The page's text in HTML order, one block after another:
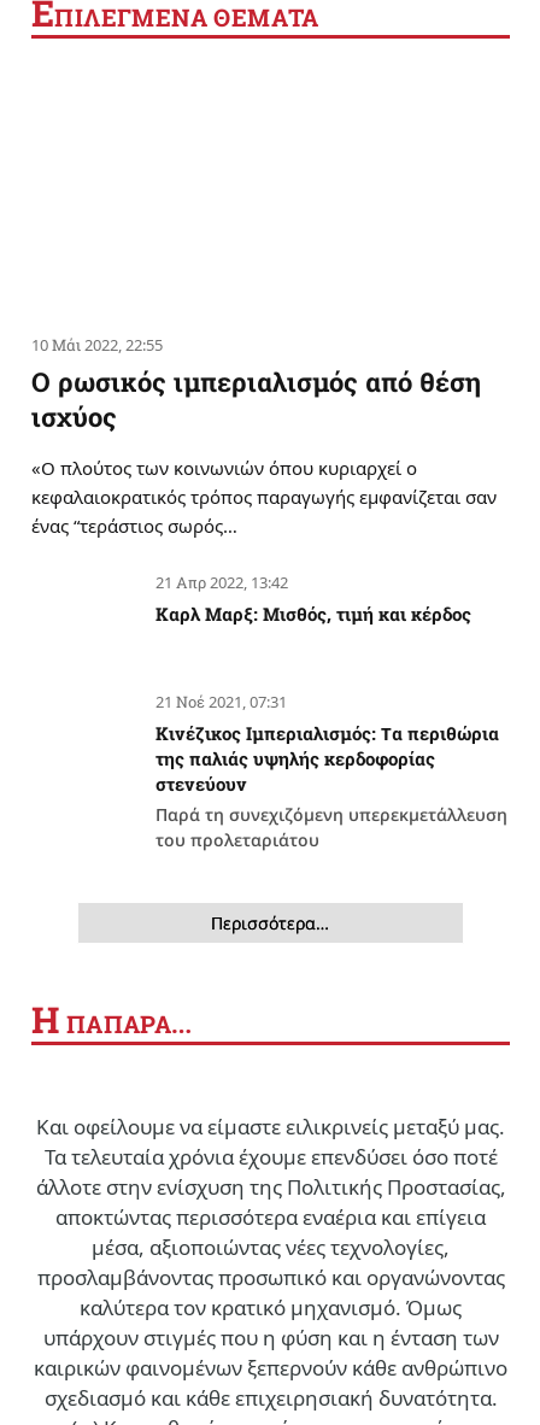
ΕΠΙΛΕΓΜΕΝΑ ΘΕΜΑΤΑ
10 Μάι 2022, 22:55
Ο ρωσικός ιμπεριαλισμός από θέση
ισχύος
«Ο πλούτος των κοινωνιών όπου κυριαρχεί ο
κεφαλαιοκρατικός τρόπος παραγωγής εμφανίζεται σαν
ένας “τεράστιος σωρός…
21 Απρ 2022, 13:42
Καρλ Μαρξ: Μισθός, τιμή και κέρδος
21 Νοέ 2021, 07:31
Κινέζικος Ιμπεριαλισμός: Tα περιθώρια
της παλιάς υψηλής κερδοφορίας
στενεύουν
Παρά τη συνεχιζόμενη υπερεκμετάλλευση
του προλεταριάτου
Περισσότερα…
Η ΠΑΠΑΡΑ…
Και οφείλουμε να είμαστε ειλικρινείς μεταξύ μας.
Τα τελευταία χρόνια έχουμε επενδύσει όσο ποτέ
άλλοτε στην ενίσχυση της Πολιτικής Προστασίας,
αποκτώντας περισσότερα εναέρια και επίγεια
μέσα, αξιοποιώντας νέες τεχνολογίες,
προσλαμβάνοντας προσωπικό και οργανώνοντας
καλύτερα τον κρατικό μηχανισμό. Όμως
υπάρχουν στιγμές που η φύση και η ένταση των
καιρικών φαινομένων ξεπερνούν κάθε ανθρώπινο
σχεδιασμό και κάθε επιχειρησιακή δυνατότητα.